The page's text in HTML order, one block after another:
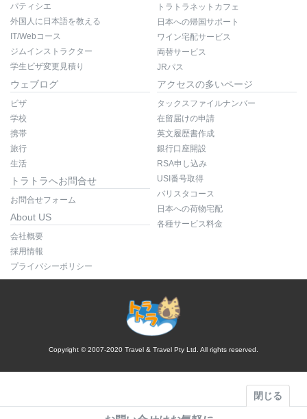
パティシエ
外国人に日本語を教える
IT/Webコース
ジムインストラクター
学生ビザ変更見積り
トラトラネットカフェ
日本への帰国サポート
ワイン宅配サービス
両替サービス
JRパス
ウェブログ
ビザ
学校
携帯
旅行
生活
トラトラへお問合せ
お問合せフォーム
About US
会社概要
採用情報
プライバシーポリシー
アクセスの多いページ
タックスファイルナンバー
在留届けの申請
英文履歴書作成
銀行口座開設
RSA申し込み
USI番号取得
バリスタコース
日本への荷物宅配
各種サービス料金
Copyright © 2007-2020 Travel & Travel Pty Ltd. All rights reserved.
閉じる